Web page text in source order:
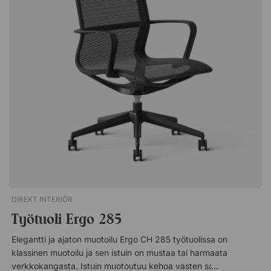
palkinnolla.Sella on tyylikkäästi muotoiltu mukava työtuoli, joka
sopii täydellisesti toimistoihin ja kokoustiloihin. Siinä on
säädettävä istuinkorkeus, kiinteät käsinojat ja selkänoja, jotka
voidaan säätää kahteen kiinteään asentoon. Istuin on verhoiltu
mustalla tai konjakinruskealla erittäin hienolla keinonahalla,
joka on valmistettu erikoistekniikalla erittäin pienistä
kuituhiukkasista, jotka puristetaan nahkamaiseksi
materiaaliksi. Säädettävä istuinkorkeus. Kiinteät käsinojat.
Selkänoja lukittavissa kahteen asentoon. Sopii yhtä hyvin
työpöydän tuoliksi kuin neuvottelupöytään. Toimitetaan
valmiiksi koottuna!
DIREKT INTERIÖR
Työtuoli Ergo 285
Elegantti ja ajaton muotoilu Ergo CH 285 työtuolissa on
klassinen muotoilu ja sen istuin on mustaa tai harmaata
verkkokangasta. Istuin muotoutuu kehoa vasten samalla, kun